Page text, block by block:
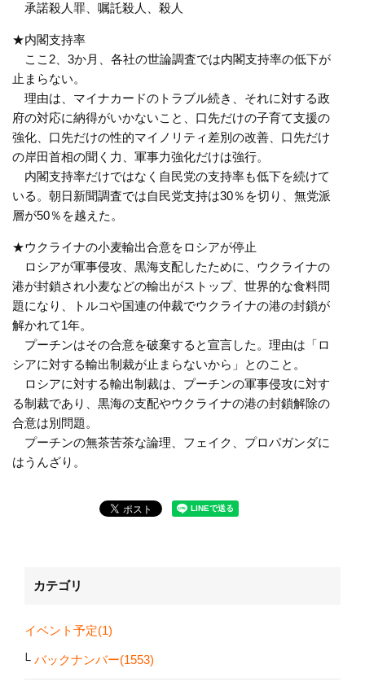
承諾殺人罪、嘱託殺人、殺人
★内閣支持率
ここ2、3か月、各社の世論調査では内閣支持率の低下が
止まらない。
理由は、マイナカードのトラブル続き、それに対する政
府の対応に納得がいかないこと、口先だけの子育て支援の
強化、口先だけの性的マイノリティ差別の改善、口先だけ
の岸田首相の聞く力、軍事力強化だけは強行。
内閣支持率だけではなく自民党の支持率も低下を続けて
いる。朝日新聞調査では自民党支持は30％を切り、無党派
層が50％を越えた。
★ウクライナの小麦輸出合意をロシアが停止
ロシアが軍事侵攻、黒海支配したために、ウクライナの
港が封鎖され小麦などの輸出がストップ、世界的な食料問
題になり、トルコや国連の仲裁でウクライナの港の封鎖が
解かれて1年。
プーチンはその合意を破棄すると宣言した。理由は「ロ
シアに対する輸出制裁が止まらないから」とのこと。
ロシアに対する輸出制裁は、プーチンの軍事侵攻に対す
る制裁であり、黒海の支配やウクライナの港の封鎖解除の
合意は別問題。
プーチンの無茶苦茶な論理、フェイク、プロパガンダに
はうんざり。
カテゴリ
イベント予定(1)
バックナンバー(1553)